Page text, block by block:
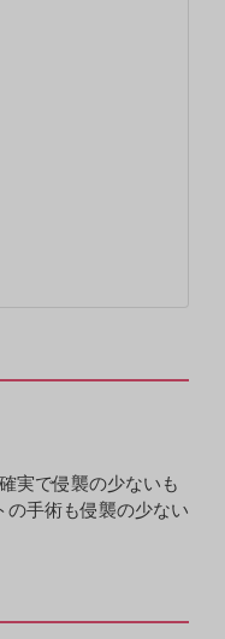
実で侵襲の少ないも
の手術も侵襲の少ない